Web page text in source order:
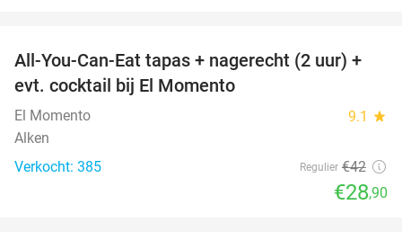
31%
All-You-Can-Eat tapas + nagerecht (2 uur) +
evt. cocktail bij El Momento
El Momento 9.1 star
Alken
Verkocht: 385
Regulier €42
€28,90